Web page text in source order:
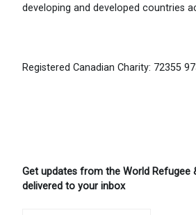
developing and developed countries
Registered Canadian Charity: 72355
Get updates from the World Refugee
delivered to your inbox